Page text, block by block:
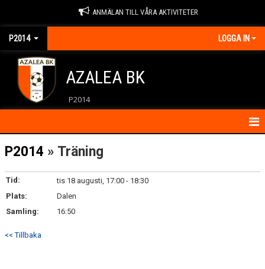
ANMÄLAN TILL VÅRA AKTIVITETER
P2014 LOGGA IN
AZALEA BK
P2014
HEM
KALENDER
KONTAKT
P2014 » Träning
Tid:
tis 18 augusti, 17:00 - 18:30
Plats:
Dalen
Samling:
16:50
<< Tillbaka